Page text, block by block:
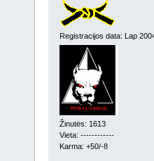
Registracijos data: Lap
Žinutės: 1613
Vieta: ------------
Karma: +50/-8